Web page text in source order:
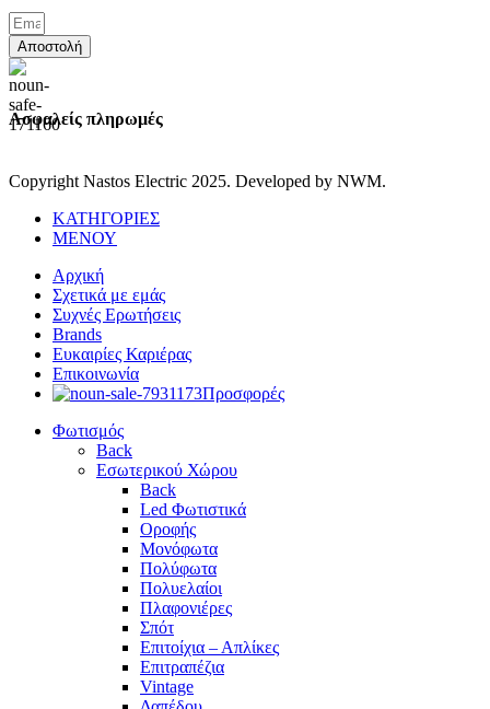
Αποστολή
Ασφαλείς πληρωμές
Copyright Nastos Electric 2025. Developed by NWM.
ΚΑΤΗΓΟΡΙΕΣ
ΜΕΝΟΥ
Αρχική
Σχετικά με εμάς
Συχνές Ερωτήσεις
Brands
Ευκαιρίες Καριέρας
Επικοινωνία
Προσφορές
Φωτισμός
Back
Εσωτερικού Χώρου
Back
Led Φωτιστικά
Οροφής
Μονόφωτα
Πολύφωτα
Πολυελαίοι
Πλαφονιέρες
Σπότ
Επιτοίχια – Απλίκες
Επιτραπέζια
Vintage